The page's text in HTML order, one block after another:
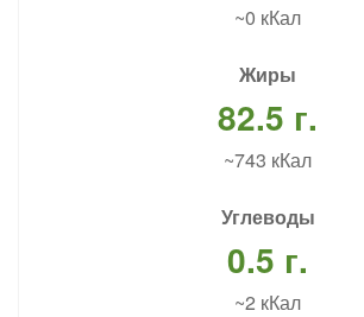
~0 кКал
Жиры
82.5 г.
~743 кКал
Углеводы
0.5 г.
~2 кКал